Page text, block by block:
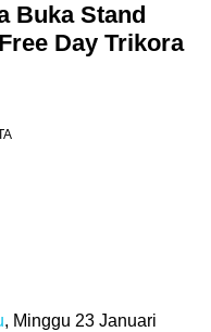
Buka Stand
Day Trikora
, Minggu 23 Januari